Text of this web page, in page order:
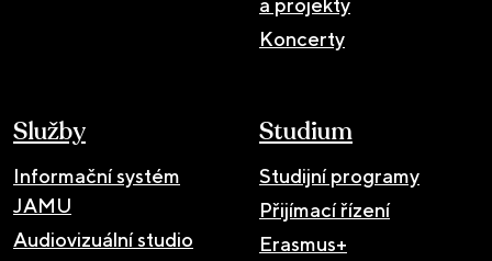
a projekty
Koncerty
Služby
Informační systém
JAMU
Audiovizuální studio
Studium
Studijní programy
Přijímací řízení
Erasmus+